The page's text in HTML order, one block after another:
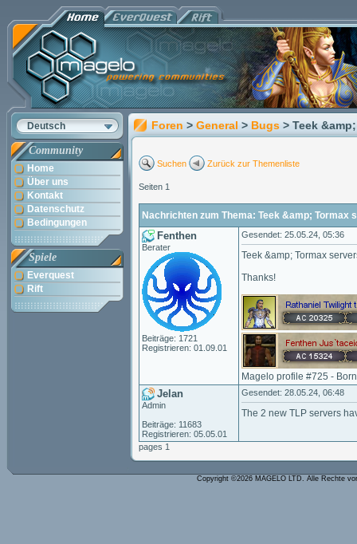
Deutsch
Community
Home
Über uns
Kontakt
Datenschutz
Bedingungen
Spiele
Everquest
Rift
Foren > General > Bugs > Teek
Suchen Zurück zur Themenliste
Seiten 1
Nachrichten zum Thema: Teek &amp; Tormax
Fenthen
Berater
Beiträge: 1721
Registrieren: 01.09.01
Gesendet: 25.05.24, 05:36
Teek &amp; Tormax
Thanks!
Magelo profile #725 -
Jelan
Admin
Beiträge: 11683
Registrieren: 05.05.01
Gesendet: 28.05.24, 06:48
The 2 new TLP servers
pages 1
Copyright ©2026 MAGELO LTD. Alle Rechte